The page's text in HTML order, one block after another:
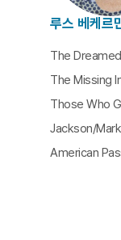
루스 베케르
The
The Missing
Those Who
Jackson/
American